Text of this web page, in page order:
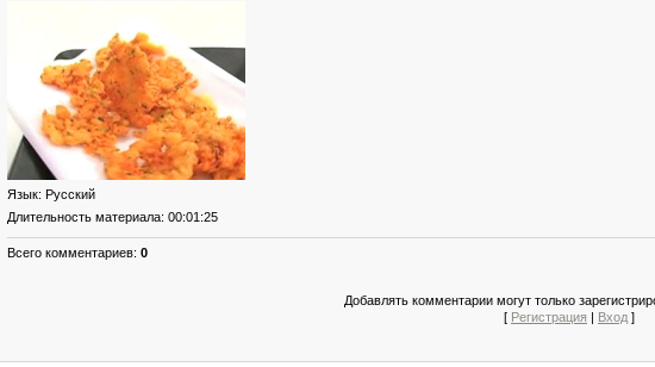
Язык: Русский
Длительность материала: 00:01:25
Всего комментариев: 0
Добавлять комментарии могут только
[ Регистрация | Вход ]